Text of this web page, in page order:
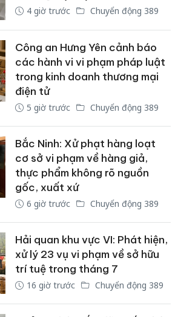
4 giờ trước Chuyển động 389
Công an Hưng Yên cảnh báo
các hành vi vi phạm pháp luật
trong kinh doanh thương mại
điện tử
5 giờ trước Chuyển động 389
Bắc Ninh: Xử phạt hàng loạt
cơ sở vi phạm về hàng giả,
thực phẩm không rõ nguồn
gốc, xuất xứ
6 giờ trước Chuyển động 389
Hải quan khu vực VI: Phát hiện,
xử lý 23 vụ vi phạm về sở hữu
trí tuệ trong tháng 7
16 giờ trước Chuyển động 389